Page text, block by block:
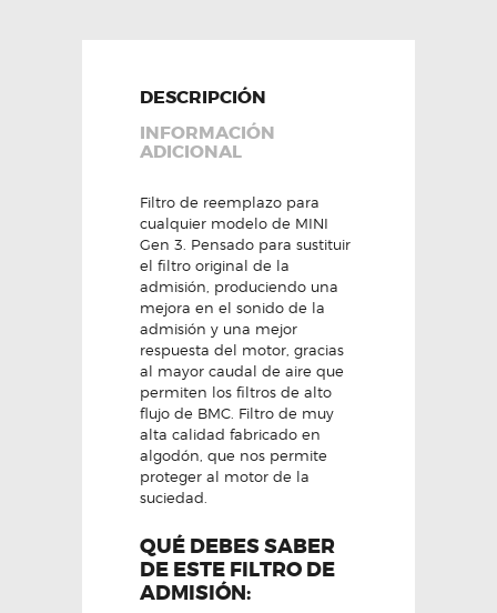
DESCRIPCIÓN
INFORMACIÓN
ADICIONAL
Filtro de reemplazo para
cualquier modelo de MINI
Gen 3. Pensado para sustituir
el filtro original de la
admisión, produciendo una
mejora en el sonido de la
admisión y una mejor
respuesta del motor, gracias
al mayor caudal de aire que
permiten los filtros de alto
flujo de BMC. Filtro de muy
alta calidad fabricado en
algodón, que nos permite
proteger al motor de la
suciedad.
QUÉ DEBES SABER
DE ESTE FILTRO DE
ADMISIÓN: